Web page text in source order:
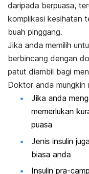
daripada berpuasa,
komplikasi kesihatan
buah pinggang.
Jika anda memilih
berbincang dengan
patut diambil bagi
Doktor anda mungkin
Jika anda
memerlukan
puasa
Jenis insulin
biasa anda
Insulin pra-